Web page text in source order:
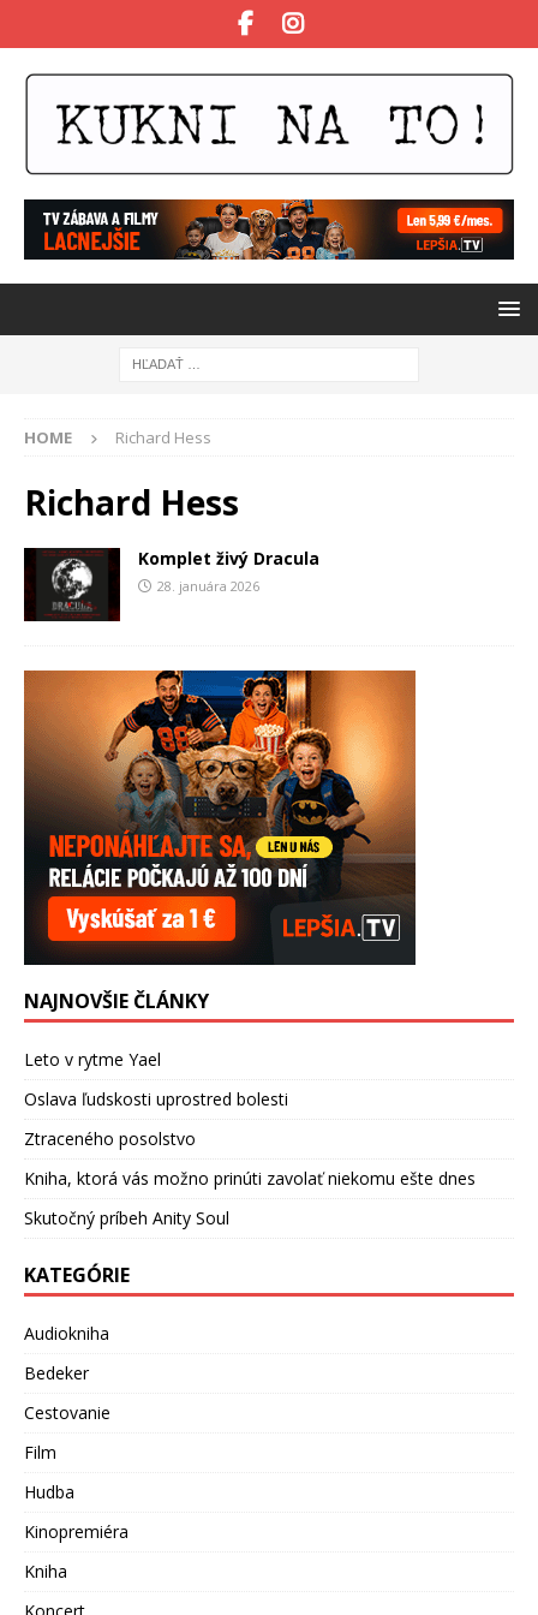
HOME Richard Hess
Richard Hess
Komplet živý Dracula
28. januára 2026
NAJNOVŠIE ČLÁNKY
Leto v rytme Yael
Oslava ľudskosti uprostred bolesti
Ztraceného posolstvo
Kniha, ktorá vás možno prinúti zavolať niekomu ešte dnes
Skutočný príbeh Anity Soul
KATEGÓRIE
Audiokniha
Bedeker
Cestovanie
Film
Hudba
Kinopremiéra
Kniha
Koncert